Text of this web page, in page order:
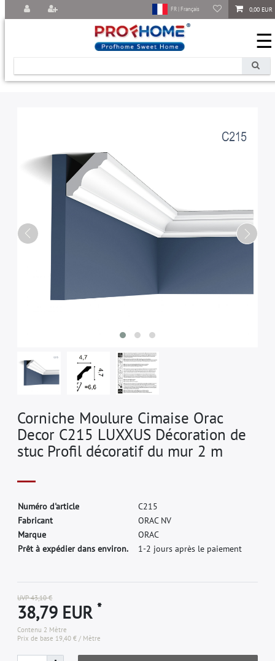
0,00 EUR
FR | Français
☰
Corniche Moulure Cimaise Orac
Decor C215 LUXXUS Décoration de
stuc Profil décoratif du mur 2 m
Numéro d'article C215
Fabricant ORAC NV
Marque ORAC
Prêt à expédier dans environ.
1-2 jours après le paiement
UVP 43,10 €
38,79 EUR*
Contenu 2 Mètre
Prix de base 19,40 € / Mètre